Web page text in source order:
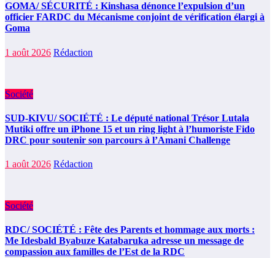
GOMA/ SÉCURITÉ : Kinshasa dénonce l’expulsion d’un
officier FARDC du Mécanisme conjoint de vérification élargi à
Goma
1 août 2026 Rédaction
Société
SUD-KIVU/ SOCIÉTÉ : Le député national Trésor Lutala
Mutiki offre un iPhone 15 et un ring light à l’humoriste Fido
DRC pour soutenir son parcours à l’Amani Challenge
1 août 2026 Rédaction
Société
RDC/ SOCIÉTÉ : Fête des Parents et hommage aux morts :
Me Idesbald Byabuze Katabaruka adresse un message de
compassion aux familles de l’Est de la RDC